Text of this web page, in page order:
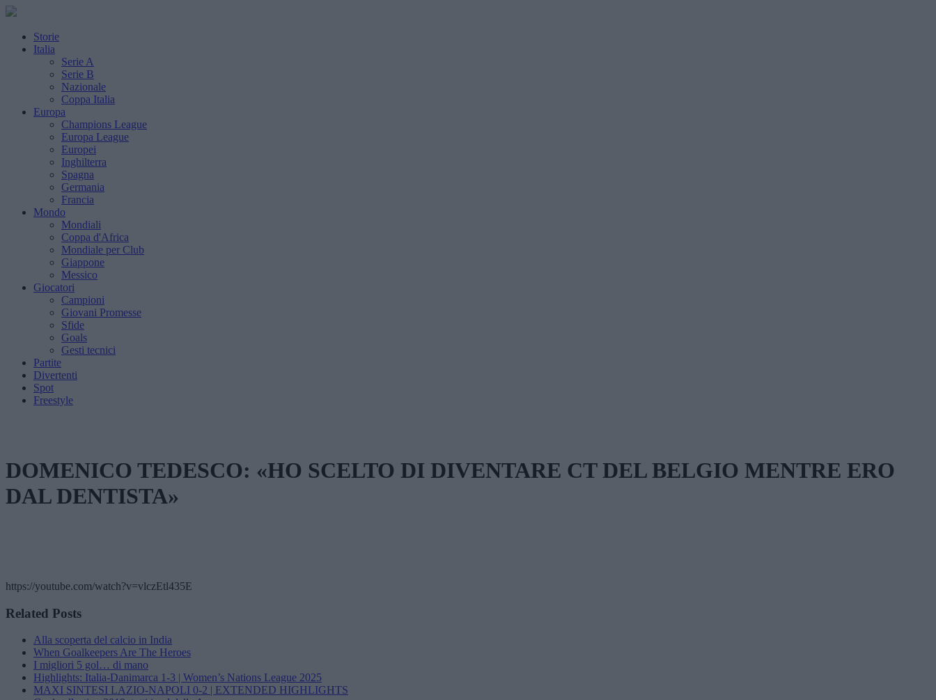
Storie
Italia
Serie A
Serie B
Nazionale
Coppa Italia
Europa
Champions League
Europa League
Europei
Inghilterra
Spagna
Germania
Francia
Mondo
Mondiali
Coppa d'Africa
Mondiale per Club
Giappone
Messico
Giocatori
Campioni
Giovani Promesse
Sfide
Goals
Gesti tecnici
Partite
Divertenti
Spot
Freestyle
DOMENICO TEDESCO: «HO SCELTO DI DIVENTARE CT DEL BELGIO MENTRE ERO
DAL DENTISTA»
https://youtube.com/watch?v=vlczEtl435E
Related Posts
Alla scoperta del calcio in India
When Goalkeepers Are The Heroes
I migliori 5 gol… di mano
Highlights: Italia-Danimarca 1-3 | Women’s Nations League 2025
MAXI SINTESI LAZIO-NAPOLI 0-2 | EXTENDED HIGHLIGHTS